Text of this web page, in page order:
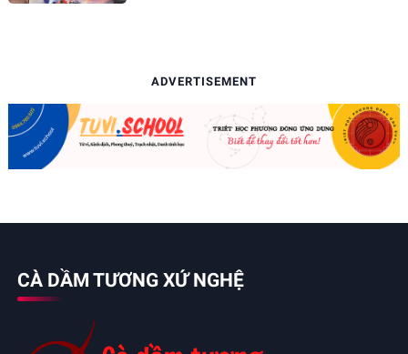
ADVERTISEMENT
CÀ DẦM TƯƠNG XỨ NGHỆ